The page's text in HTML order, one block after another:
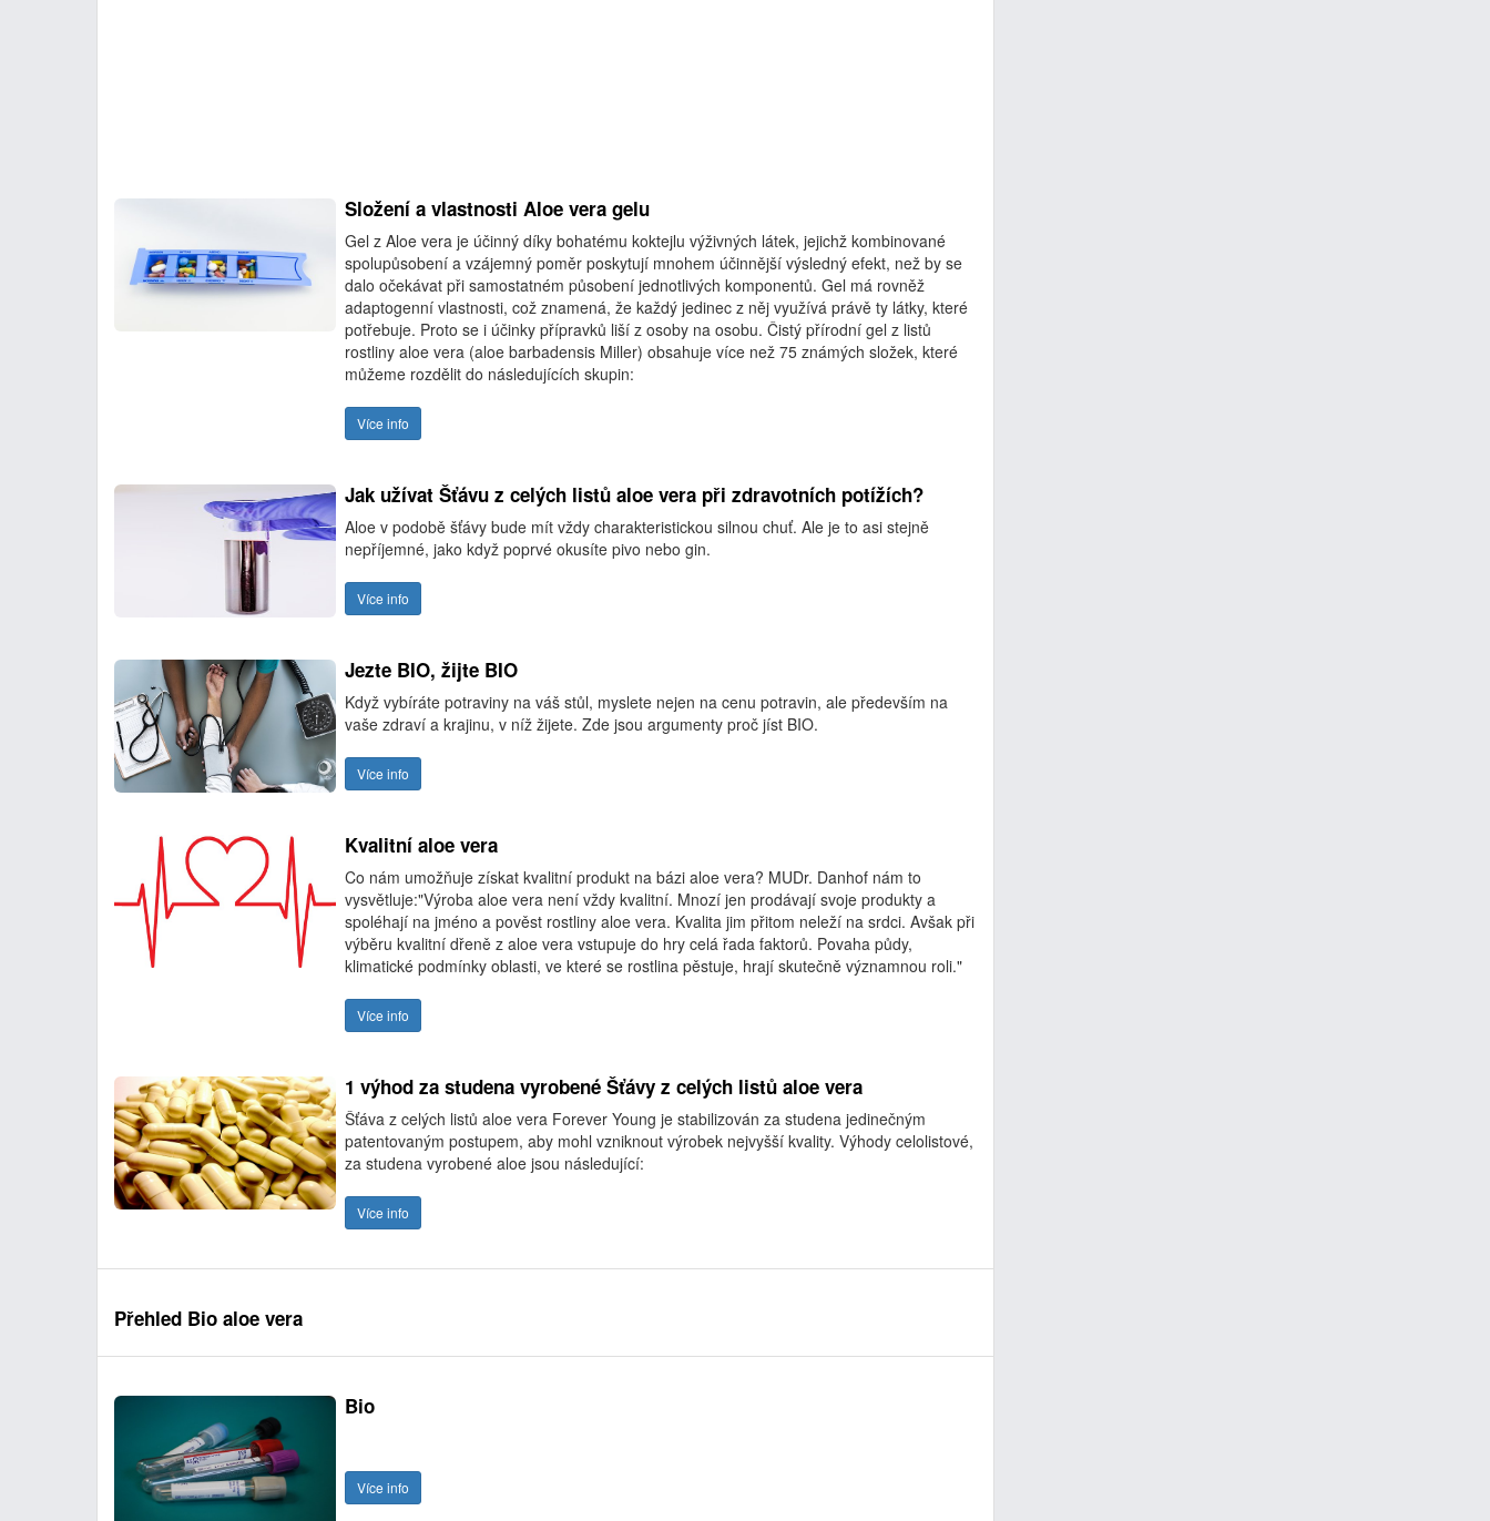
Složení a vlastnosti Aloe vera gelu
Gel z Aloe vera je účinný díky bohatému koktejlu výživných látek, jejichž kombinované
spolupůsobení a vzájemný poměr poskytují mnohem účinnější výsledný efekt, než by se
dalo očekávat při samostatném působení jednotlivých komponentů. Gel má rovněž
adaptogenní vlastnosti, což znamená, že každý jedinec z něj využívá právě ty látky, které
potřebuje. Proto se i účinky přípravků liší z osoby na osobu. Čistý přírodní gel z listů
rostliny aloe vera (aloe barbadensis Miller) obsahuje více než 75 známých složek, které
můžeme rozdělit do následujících skupin:
Více info
Jak užívat Šťávu z celých listů aloe vera při zdravotních potížích?
Aloe v podobě šťávy bude mít vždy charakteristickou silnou chuť. Ale je to asi stejně
nepříjemné, jako když poprvé okusíte pivo nebo gin.
Více info
Jezte BIO, žijte BIO
Když vybíráte potraviny na váš stůl, myslete nejen na cenu potravin, ale především na
vaše zdraví a krajinu, v níž žijete. Zde jsou argumenty proč jíst BIO.
Více info
Kvalitní aloe vera
Co nám umožňuje získat kvalitní produkt na bázi aloe vera? MUDr. Danhof nám to
vysvětluje:"Výroba aloe vera není vždy kvalitní. Mnozí jen prodávají svoje produkty a
spoléhají na jméno a pověst rostliny aloe vera. Kvalita jim přitom neleží na srdci. Avšak při
výběru kvalitní dřeně z aloe vera vstupuje do hry celá řada faktorů. Povaha půdy,
klimatické podmínky oblasti, ve které se rostlina pěstuje, hrají skutečně významnou roli."
Více info
1 výhod za studena vyrobené Šťávy z celých listů aloe vera
Šťáva z celých listů aloe vera Forever Young je stabilizován za studena jedinečným
patentovaným postupem, aby mohl vzniknout výrobek nejvyšší kvality. Výhody celolistové,
za studena vyrobené aloe jsou následující:
Více info
Přehled Bio aloe vera
Bio
Více info